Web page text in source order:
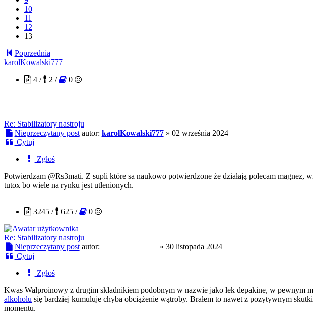
10
11
12
13
Poprzednia
karolKowalski777
4 /
2 / 0
Re: Stabilizatory nastroju
Nieprzeczytany post autor: karolKowalski777» 02 września 2024
Cytuj
Zgłoś
Potwierdzam @Rs3mati. Z supli które sa naukowo potwierdzone że działają polecam
tutox bo wiele na rynku jest utlenionych.
3245 /
625 / 0
Re: Stabilizatory nastroju
Nieprzeczytany post autor: » 30 listopada 2024
Cytuj
Zgłoś
Kwas Walproinowy z drugim składnikiem podobnym w nazwie jako lek depakine, w pewnym
alkoholu się bardziej kumuluje chyba obciążenie wątroby. Brałem to nawet z pozytywnym
momentu.